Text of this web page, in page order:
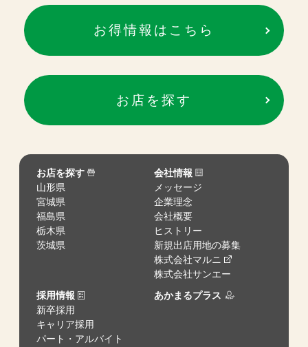
お得情報はこちら
お店を探す
お店を探す
山形県
宮城県
福島県
栃木県
茨城県
会社情報
メッセージ
企業理念
会社概要
ヒストリー
新規出店用地の募集
株式会社マルニ
株式会社サンエー
採用情報
新卒採用
キャリア採用
パート・アルバイト
あかまるプラス